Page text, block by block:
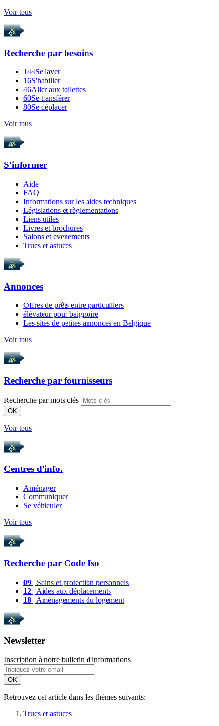
Voir tous
Recherche par besoins
144Se laver
16S'habiller
46Aller aux toilettes
60Se transférer
80Se déplacer
Voir tous
S'informer
Aide
FAQ
Informations sur les aides techniques
Législations et règlementations
Liens utiles
Livres et brochures
Salons et évènements
Trucs et astuces
Annonces
Offres de prêts entre particulliers
élévateur pour baignoire
Les sites de petites annonces en Belgique
Voir tous
Recherche par fournisseurs
Recherche par mots clés
OK
Voir tous
Centres d'info.
Aménager
Communiquer
Se véhiculer
Voir tous
Recherche par Code Iso
09 | Soins et protection personnels
12 | Aides aux déplacements
18 | Aménagements du logement
Newsletter
Inscription à notre bulletin d'informations
OK
Retrouvez cet article dans les thèmes suivants:
Trucs et astuces